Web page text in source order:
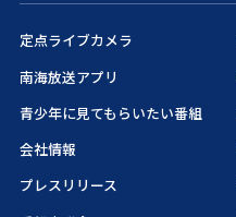
定点ライブカメラ
南海放送アプリ
青少年に見てもらいたい番組
会社情報
プレスリリース